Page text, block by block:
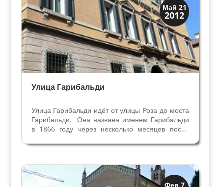
Май 21
2012
Скрытая Верона
Улицы и площади
Улица Гарибальди
Улица Гарибальди идёт от улицы Роза до моста
Гарибальди. Она названа именем Гарибальди
в 1866 году через несколько месяцев после
состояла из улиц Сан Пьетро ин Монастеро и
церквей,...
Фев 7
Архитектура